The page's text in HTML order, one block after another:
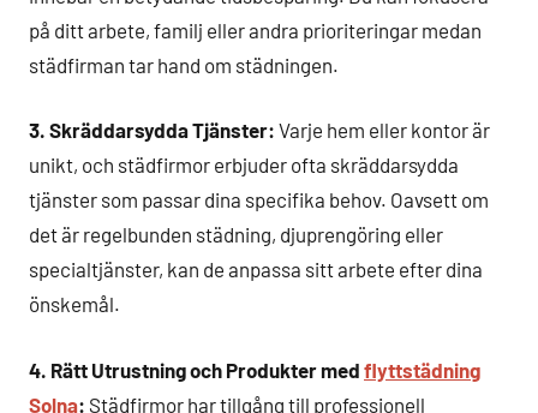
på ditt arbete, familj eller andra prioriteringar medan
städfirman tar hand om städningen.
3. Skräddarsydda Tjänster: Varje hem eller kontor är
unikt, och städfirmor erbjuder ofta skräddarsydda
tjänster som passar dina specifika behov. Oavsett om
det är regelbunden städning, djuprengöring eller
specialtjänster, kan de anpassa sitt arbete efter dina
önskemål.
4. Rätt Utrustning och Produkter med flyttstädning
Solna: Städfirmor har tillgång till professionell